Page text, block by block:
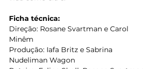
Ficha técnica:
Direção: Rosane Svartman e Carol
Minêm
Produção: Iafa Britz e Sabrina
Nudeliman Wagon